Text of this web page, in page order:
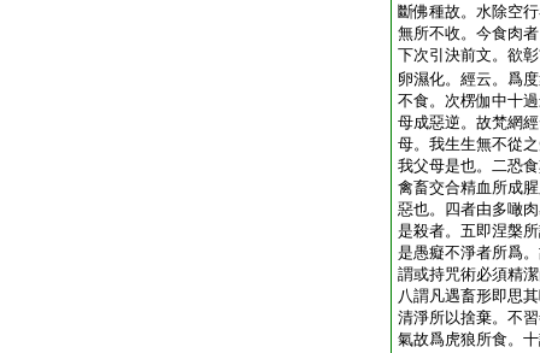
斷佛種故。水除空
無所不收。今食肉
下次引決前文。欲
卵濕化。經云。爲
不食。次楞伽中十
母成惡逆。故梵網
母。我生生無不從
我父母是也。二恐
禽畜交合精血所成
惡也。四者由多噉
是殺者。五即涅槃
是愚癡不淨者所爲
謂或持咒術必須精
八謂凡遇畜形即思
清淨所以捨棄。不
氣故爲虎狼所食。